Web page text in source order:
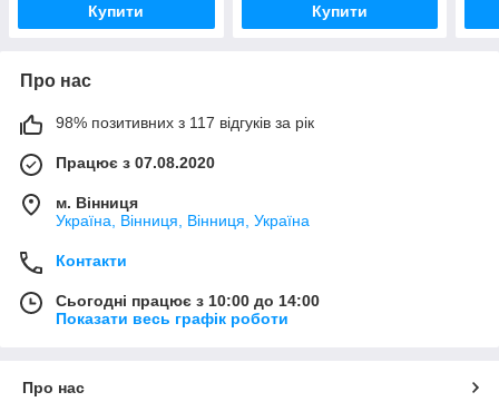
Купити Купити
Про нас
98% позитивних з 117 відгуків за рік
Працює з 07.08.2020
м. Вінниця
Україна, Вінниця, Вінниця, Україна
Контакти
Сьогодні працює з 10:00 до 14:00
Показати весь графік роботи
Про нас